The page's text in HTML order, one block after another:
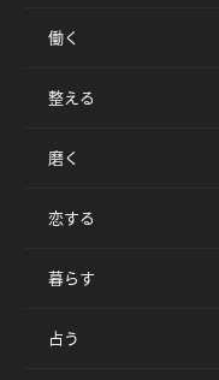
働く
整える
磨く
恋する
暮らす
占う